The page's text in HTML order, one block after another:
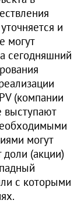
и
могут
сегодняшний
(компании
выступают
могут
(акции)
с которыми